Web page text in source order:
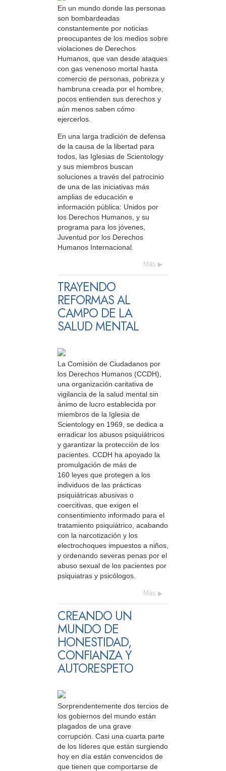
En un mundo donde las personas
son bombardeadas
constantemente por noticias
preocupantes de los medios sobre
violaciones de Derechos
Humanos, que van desde ataques
con gas venenoso mortal hasta
comercio de personas, pobreza y
hambruna creada por el hombre,
pocos entienden sus derechos y
aún menos saben cómo
ejercerlos.
En una larga tradición de defensa
de la causa de la libertad para
todos, las Iglesias de Scientology
y sus miembros buscan
soluciones a través del patrocinio
de una de las iniciativas más
amplias de educación e
información pública: Unidos por
los Derechos Humanos, y su
programa para los jóvenes,
Juventud por los Derechos
Humanos Internacional.
Más
TRAYENDO
REFORMAS AL
CAMPO DE LA
SALUD MENTAL
La Comisión de Ciudadanos por
los Derechos Humanos (CCDH),
una organización caritativa de
vigilancia de la salud mental sin
ánimo de lucro establecida por
miembros de la Iglesia de
Scientology en 1969, se dedica a
erradicar los abusos psiquiátricos
y garantizar la protección de los
pacientes. CCDH ha apoyado la
promulgación de más de
160 leyes que protegen a los
individuos de las prácticas
psiquiátricas abusivas o
coercitivas, que exigen el
consentimiento informado para el
tratamiento psiquiátrico, acabando
con la narcotización y los
electrochoques impuestos a niños,
y ordenando severas penas por el
abuso sexual de los pacientes por
psiquiatras y psicólogos.
Más
CREANDO UN
MUNDO DE
HONESTIDAD,
CONFIANZA Y
AUTORESPETO
Sorprendentemente dos tercios de
los gobiernos del mundo están
plagados de una grave
corrupción. Casi una cuarta parte
de los líderes que están surgiendo
hoy en día están convencidos de
que tienen que comportarse de